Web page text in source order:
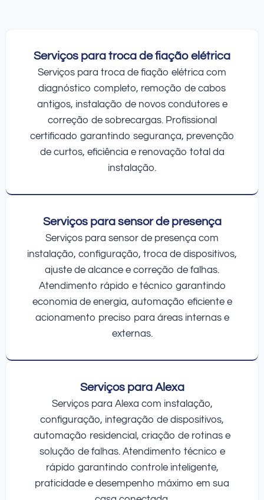
Serviços para troca de fiação elétrica
Serviços para troca de fiação elétrica com
diagnóstico completo, remoção de cabos
antigos, instalação de novos condutores e
correção de sobrecargas. Profissional
certificado garantindo segurança, prevenção
de curtos, eficiência e renovação total da
instalação.
Serviços para sensor de presença
Serviços para sensor de presença com
instalação, configuração, troca de dispositivos,
ajuste de alcance e correção de falhas.
Atendimento rápido e técnico garantindo
economia de energia, automação eficiente e
acionamento preciso para áreas internas e
externas.
Serviços para Alexa
Serviços para Alexa com instalação,
configuração, integração de dispositivos,
automação residencial, criação de rotinas e
solução de falhas. Atendimento técnico e
rápido garantindo controle inteligente,
praticidade e desempenho máximo em sua